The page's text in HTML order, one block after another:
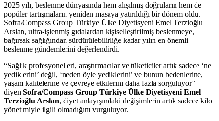
2025 yılı, beslenme dünyasında hem alışılmış doğruların hem de
popüler tartışmaların yeniden masaya yatırıldığı bir dönem oldu.
Sofra/Compass Group Türkiye Ülke Diyetisyeni Emel Terzioğlu
Arslan, ultra-işlenmiş gıdalardan kişiselleştirilmiş beslenmeye,
bağırsak sağlığından sürdürülebilirliğe kadar yılın en önemli
beslenme gündemlerini değerlendirdi.
“Sağlık profesyonelleri, araştırmacılar ve tüketiciler artık sadece ‘ne
yediklerini’ değil, ‘neden öyle yediklerini’ ve bunun bedenlerine,
yaşam kalitelerine ve çevreye etkilerini daha fazla sorguluyor”
diyen Sofra/Compass Group Türkiye Ülke Diyetisyeni Emel
Terzioğlu Arslan, diyet anlayışındaki değişimlerin artık sadece kilo
yönetimiyle ilgili olmadığını vurguluyor.